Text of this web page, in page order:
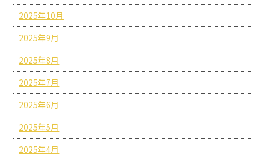
2025年10月
2025年9月
2025年8月
2025年7月
2025年6月
2025年5月
2025年4月